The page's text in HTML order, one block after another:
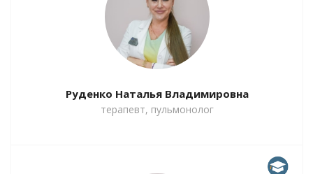
Руденко Наталья Владимировна
терапевт, пульмонолог